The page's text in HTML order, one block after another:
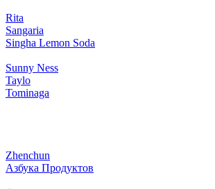
Rita
Sangaria
Singha Lemon Soda
Sunny Ness
Taylo
Tominaga
Zhenchun
Азбука Продуктов